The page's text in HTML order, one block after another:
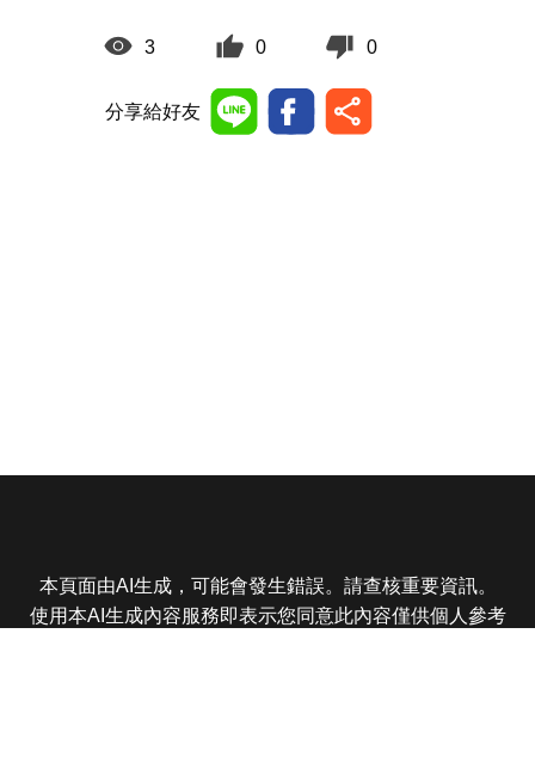
3 0 0
分享給好友
本頁面由AI生成，可能會發生錯誤。請查核重要資訊。
使用本AI生成內容服務即表示您同意此內容僅供個人參考